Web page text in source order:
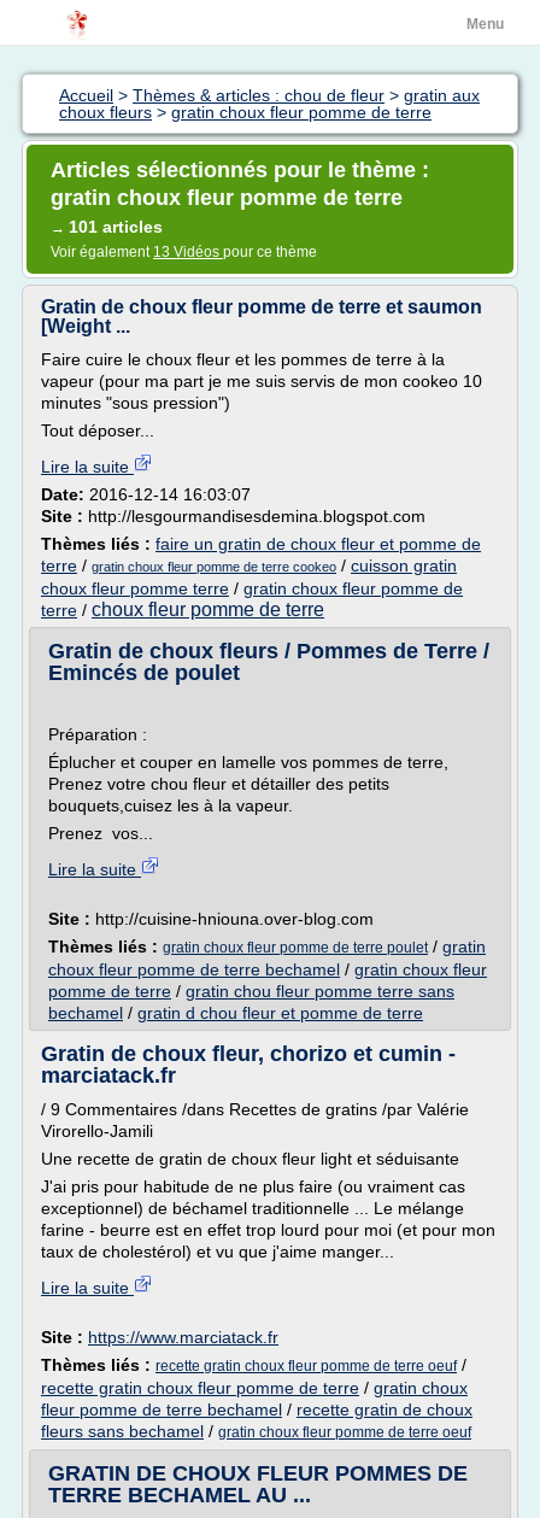
Menu
Accueil > Thèmes & articles : chou de fleur > gratin aux
choux fleurs > gratin choux fleur pomme de terre
Articles sélectionnés pour le thème :
gratin choux fleur pomme de terre
→ 101 articles
Voir également 13 Vidéos pour ce thème
Gratin de choux fleur pomme de terre et saumon
[Weight ...
Faire cuire le choux fleur et les pommes de terre à la
vapeur (pour ma part je me suis servis de mon cookeo 10
minutes "sous pression")
Tout déposer...
Lire la suite
Date: 2016-12-14 16:03:07
Site : http://lesgourmandisesdemina.blogspot.com
Thèmes liés : faire un gratin de choux fleur et pomme de
terre / gratin choux fleur pomme de terre cookeo / cuisson gratin
choux fleur pomme terre / gratin choux fleur pomme de
terre / choux fleur pomme de terre
Gratin de choux fleurs / Pommes de Terre /
Emincés de poulet
Préparation :
Éplucher et couper en lamelle vos pommes de terre,
Prenez votre chou fleur et détailler des petits
bouquets,cuisez les à la vapeur.
Prenez vos...
Lire la suite
Site : http://cuisine-hniouna.over-blog.com
Thèmes liés : gratin choux fleur pomme de terre poulet/ gratin
choux fleur pomme de terre bechamel / gratin choux fleur
pomme de terre / gratin chou fleur pomme terre sans
bechamel / gratin d chou fleur et pomme de terre
Gratin de choux fleur, chorizo et cumin -
marciatack.fr
/ 9 Commentaires /dans Recettes de gratins /par Valérie
Virorello-Jamili
Une recette de gratin de choux fleur light et séduisante
J'ai pris pour habitude de ne plus faire (ou vraiment cas
exceptionnel) de béchamel traditionnelle ... Le mélange
farine - beurre est en effet trop lourd pour moi (et pour mon
taux de cholestérol) et vu que j'aime manger...
Lire la suite
Site : https://www.marciatack.fr
Thèmes liés : recette gratin choux fleur pomme de terre oeuf/
recette gratin choux fleur pomme de terre / gratin choux
fleur pomme de terre bechamel / recette gratin de choux
fleurs sans bechamel / gratin choux fleur pomme de terre oeuf
GRATIN DE CHOUX FLEUR POMMES DE
TERRE BECHAMEL AU ...